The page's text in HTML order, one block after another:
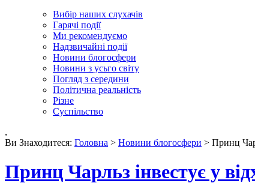
Вибір наших слухачів
Гарячі події
Ми рекомендуємо
Надзвичайні події
Новини блогосфери
Новини з усьго світу
Погляд з середини
Політична реальність
Різне
Суспільство
,
Ви Знаходитеся: Головна > Новини блогосфери > Принц
Принц Чарльз інвестує у